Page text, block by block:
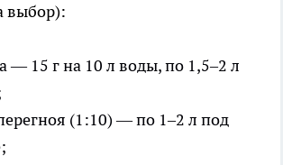
выбор):
— 15 г на 10 л воды, по 1,5–2 л
(1:10) — по 1–2 л под